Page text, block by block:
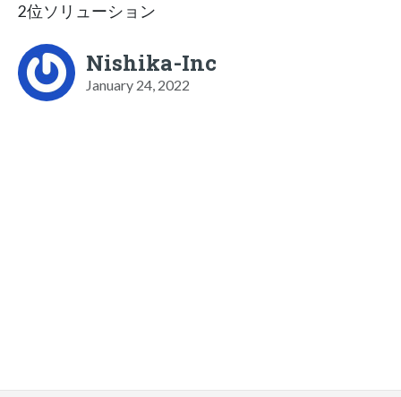
2位ソリューション
Nishika-Inc
January 24, 2022